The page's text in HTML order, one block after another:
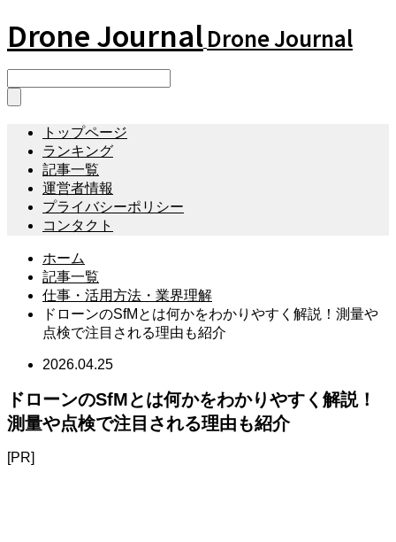
Drone JournalDrone Journal
トップページ
ランキング
記事一覧
運営者情報
プライバシーポリシー
コンタクト
ホーム
記事一覧
仕事・活用方法・業界理解
ドローンのSfMとは何かをわかりやすく解説！測量や
点検で注目される理由も紹介
2026.04.25
ドローンのSfMとは何かをわかりやすく解説！
測量や点検で注目される理由も紹介
[PR]